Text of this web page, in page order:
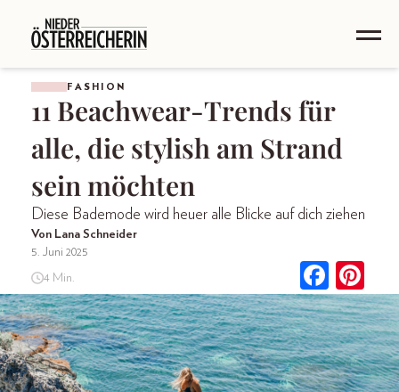
FASHION
11 Beachwear-Trends für
alle, die stylish am Strand
sein möchten
Diese Bademode wird heuer alle Blicke auf dich ziehen
Von Lana Schneider
5. Juni 2025
4 Min.